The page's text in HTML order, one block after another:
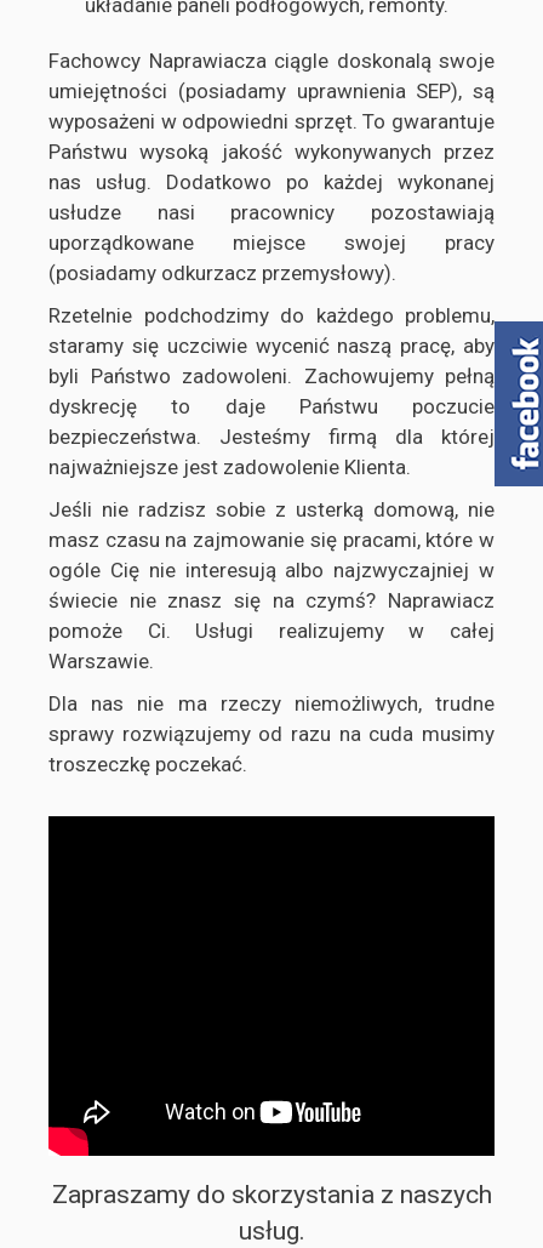
układanie paneli podłogowych, remonty.
Fachowcy Naprawiacza ciągle doskonalą swoje
umiejętności (posiadamy uprawnienia SEP), są
wyposażeni w odpowiedni sprzęt. To gwarantuje
Państwu wysoką jakość wykonywanych przez
nas usług. Dodatkowo po każdej wykonanej
usłudze nasi pracownicy pozostawiają
uporządkowane miejsce swojej pracy
(posiadamy odkurzacz przemysłowy).
Rzetelnie podchodzimy do każdego problemu,
staramy się uczciwie wycenić naszą pracę, aby
byli Państwo zadowoleni. Zachowujemy pełną
dyskrecję to daje Państwu poczucie
bezpieczeństwa. Jesteśmy firmą dla której
najważniejsze jest zadowolenie Klienta.
Jeśli nie radzisz sobie z usterką domową, nie
masz czasu na zajmowanie się pracami, które w
ogóle Cię nie interesują albo najzwyczajniej w
świecie nie znasz się na czymś? Naprawiacz
pomoże Ci. Usługi realizujemy w całej
Warszawie.
Dla nas nie ma rzeczy niemożliwych, trudne
sprawy rozwiązujemy od razu na cuda musimy
troszeczkę poczekać.
Zapraszamy do skorzystania z naszych
usług.